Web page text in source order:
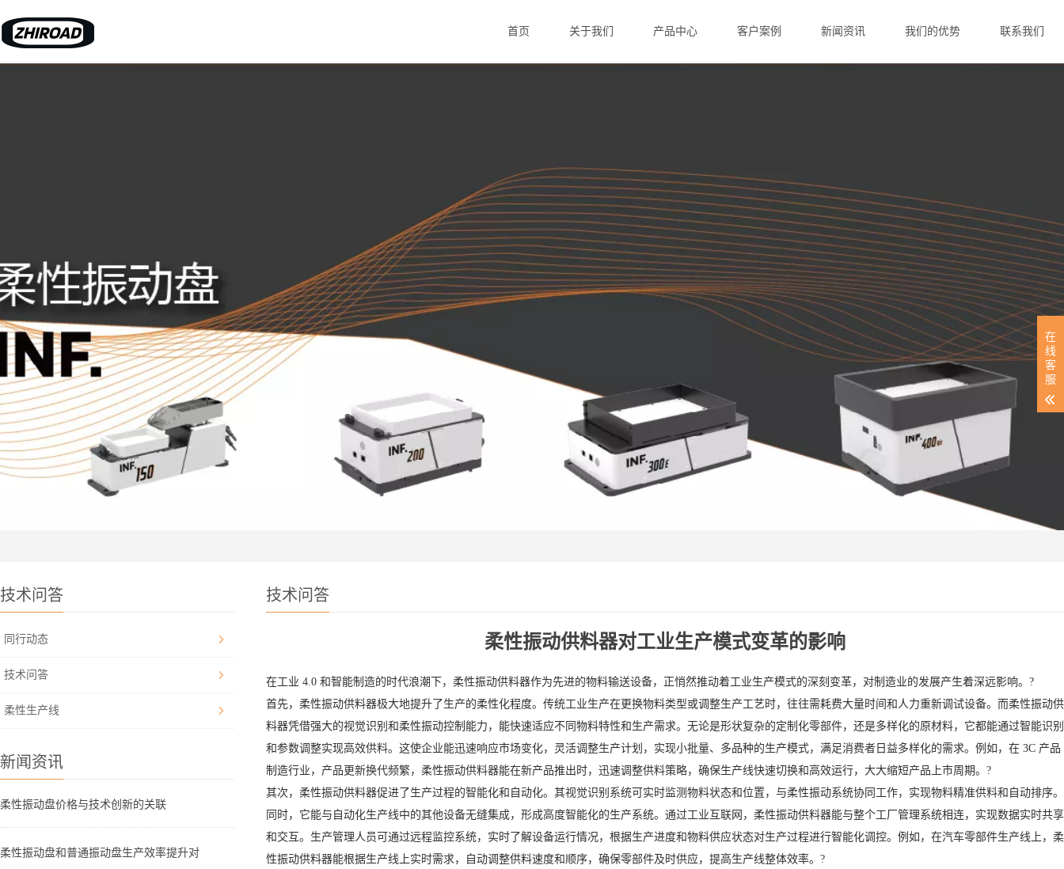
首页 关于我们 产品中心 客户案例 新闻资讯 我们的优势 联系我们
技术问答
同行动态
技术问答
柔性生产线
新闻资讯
柔性振动盘价格与技术创新的关联
柔性振动盘和普通振动盘生产效率提升对
技术问答
柔性振动供料器对工业生产模式变革的影响
在工业 4.0 和智能制造的时代浪潮下，柔性振动供料器作为先进的物料输送设备，正悄然推动着工业生产模式的深刻变革，对制造业的发展产生着深远影响。?
首先，柔性振动供料器极大地提升了生产的柔性化程度。传统工业生产在更换物料类型或调整生产工艺时，往往需耗费大量时间和人力重新调试设备。而柔性振动供
料器凭借强大的视觉识别和柔性振动控制能力，能快速适应不同物料特性和生产需求。无论是形状复杂的定制化零部件，还是多样化的原材料，它都能通过智能识别
和参数调整实现高效供料。这使企业能迅速响应市场变化，灵活调整生产计划，实现小批量、多品种的生产模式，满足消费者日益多样化的需求。例如，在 3C 产品
制造行业，产品更新换代频繁，柔性振动供料器能在新产品推出时，迅速调整供料策略，确保生产线快速切换和高效运行，大大缩短产品上市周期。?
其次，柔性振动供料器促进了生产过程的智能化和自动化。其视觉识别系统可实时监测物料状态和位置，与柔性振动系统协同工作，实现物料精准供料和自动排序。
同时，它能与自动化生产线中的其他设备无缝集成，形成高度智能化的生产系统。通过工业互联网，柔性振动供料器能与整个工厂管理系统相连，实现数据实时共享
和交互。生产管理人员可通过远程监控系统，实时了解设备运行情况，根据生产进度和物料供应状态对生产过程进行智能化调控。例如，在汽车零部件生产线上，柔
性振动供料器能根据生产线上实时需求，自动调整供料速度和顺序，确保零部件及时供应，提高生产线整体效率。?
在
线
客
服